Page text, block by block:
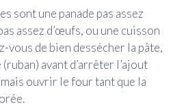
sont une panade pas assez
assez d’œufs, ou une cuisson
vous de bien dessécher la pâte,
avant d’arrêter l’ajout
ouvrir le four tant que la